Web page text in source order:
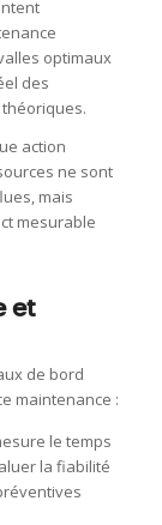
optimaux
des
action
ne sont
mais
mesurable
et
de bord
maintenance :
le temps
la fiabilité